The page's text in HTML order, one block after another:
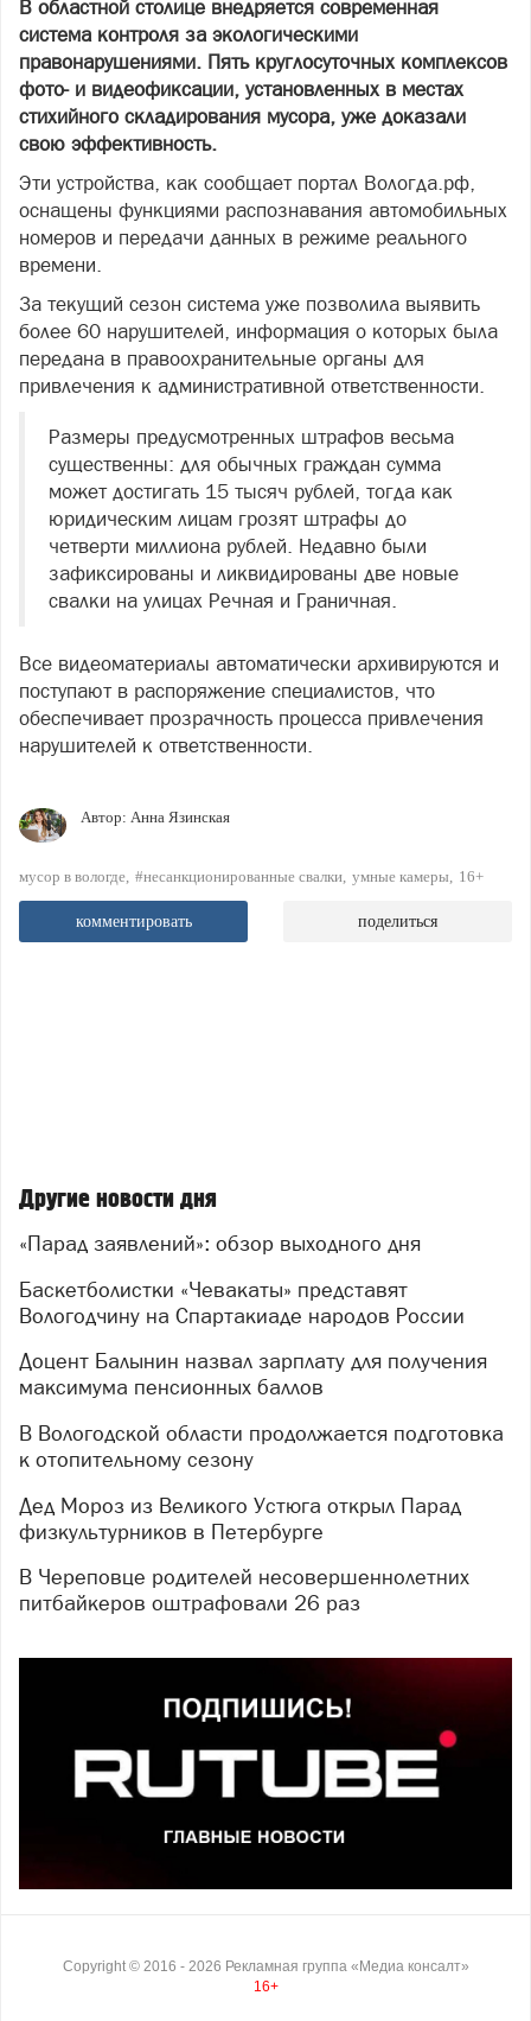
В областной столице внедряется современная
система контроля за экологическими
правонарушениями. Пять круглосуточных комплексов
фото- и видеофиксации, установленных в местах
стихийного складирования мусора, уже доказали
свою эффективность.
Эти устройства, как сообщает портал Вологда.рф,
оснащены функциями распознавания автомобильных
номеров и передачи данных в режиме реального
времени.
За текущий сезон система уже позволила выявить
более 60 нарушителей, информация о которых была
передана в правоохранительные органы для
привлечения к административной ответственности.
Размеры предусмотренных штрафов весьма
существенны: для обычных граждан сумма
может достигать 15 тысяч рублей, тогда как
юридическим лицам грозят штрафы до
четверти миллиона рублей. Недавно были
зафиксированы и ликвидированы две новые
свалки на улицах Речная и Граничная.
Все видеоматериалы автоматически архивируются и
поступают в распоряжение специалистов, что
обеспечивает прозрачность процесса привлечения
нарушителей к ответственности.
Автор: Анна Язинская
мусор в вологде #несанкционированные свалки умные камеры 16+
комментировать поделиться
Другие новости дня
«Парад заявлений»: обзор выходного дня
Баскетболистки «Чевакаты» представят
Вологодчину на Спартакиаде народов России
Доцент Балынин назвал зарплату для получения
максимума пенсионных баллов
В Вологодской области продолжается подготовка
к отопительному сезону
Дед Мороз из Великого Устюга открыл Парад
физкультурников в Петербурге
В Череповце родителей несовершеннолетних
питбайкеров оштрафовали 26 раз
Copyright © 2016 - 2026 Рекламная группа «Медиа консалт»
16+